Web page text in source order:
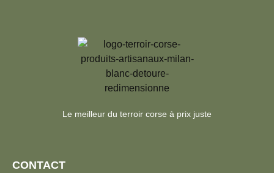
Le meilleur du terroir corse à prix juste
CONTACT